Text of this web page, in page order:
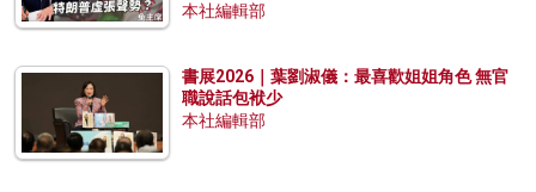
本社編輯部
書展2026｜葉劉淑儀：最喜歡姐姐角色 無官
職說話包袱少
本社編輯部